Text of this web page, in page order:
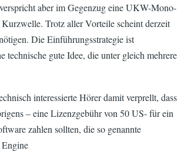
aber im Gegenzug eine UKW-Mono-
Trotz aller Vorteile scheint derzeit
Die Einführungsstrategie ist
technische gute Idee, die unter gleich mehrere
interessierte Hörer damit verprellt, dass
– eine Lizenzgebühr von 50 US- für ein
zahlen sollten, die so genannte